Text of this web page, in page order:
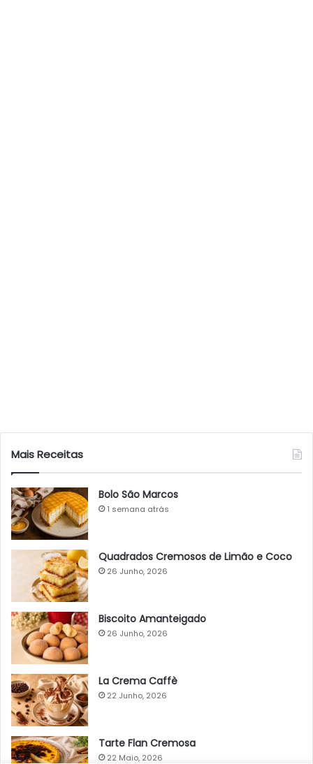
Mais Receitas
Bolo São Marcos
1 semana atrás
Quadrados Cremosos de Limão e Coco
26 Junho, 2026
Biscoito Amanteigado
26 Junho, 2026
La Crema Caffè
22 Junho, 2026
Tarte Flan Cremosa
22 Maio, 2026